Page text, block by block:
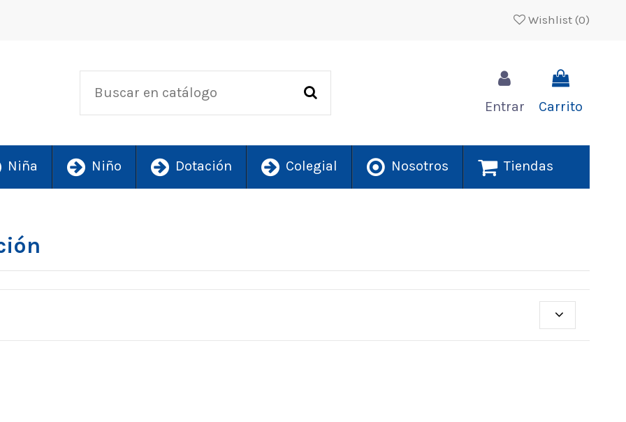
Wishlist (0)
Entrar Carrito
Niña Niño Dotación Colegial Nosotros Tiendas